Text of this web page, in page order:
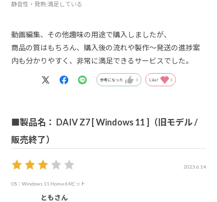
静音性・発熱:満足している
動画編集、その他趣味の用途で購入しましたが、
商品の質はもちろん、購入後の流れや製作～発送の進捗案
内も分かりやすく、非常に満足できるサービスでした。
参考になった 0 Like! 0
■製品名： DAIV Z7 [ Windows 11 ]（旧モデル /
販売終了）
2023.6.14
OS：Windows 11 Home 64ビット
ともさん